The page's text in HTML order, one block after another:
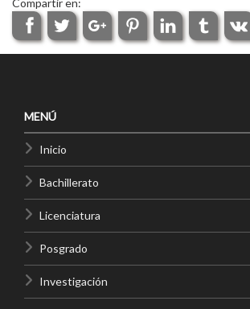
Compartir en:
MENÚ
Inicio
Bachillerato
Licenciatura
Posgrado
Investigación